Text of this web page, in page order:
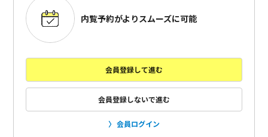
内覧予約がよりスムーズに可能
会員登録して進む
会員登録しないで進む
会員ログイン